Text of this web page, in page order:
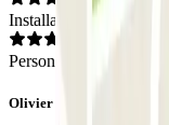
Installations
Personnel
Olivier